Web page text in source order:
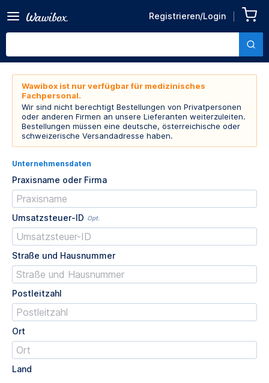
Registrieren/Login
Wawibox ist nur verfügbar für medizinisches
Fachpersonal.
Wir sind nicht berechtigt Bestellungen von Privatpersonen
oder anderen Firmen an unsere Lieferanten weiterzuleiten.
Bestellungen müssen eine deutsche, österreichische oder
schweizerische Versandadresse haben.
Unternehmensdaten
Praxisname oder Firma
Umsatzsteuer-ID Opt.
Straße und Hausnummer
Postleitzahl
Ort
Land